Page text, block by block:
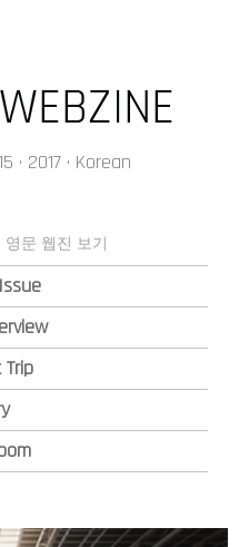
· 2017 · Korean
영문 웹진 보기